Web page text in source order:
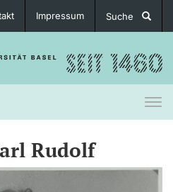
Impressum Suche
Rudolf